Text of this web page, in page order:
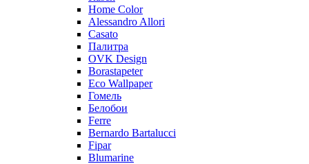
Home Color
Alessandro Allori
Casato
Палитра
OVK Design
Borastapeter
Eco Wallpaper
Гомель
Белобои
Ferre
Bernardo Bartalucci
Fipar
Blumarine